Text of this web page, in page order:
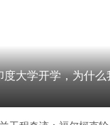
度大学开学，为什